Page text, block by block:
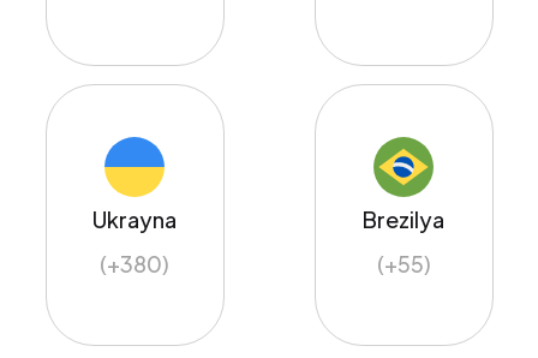
Ukrayna
(+380)
Brezilya
(+55)